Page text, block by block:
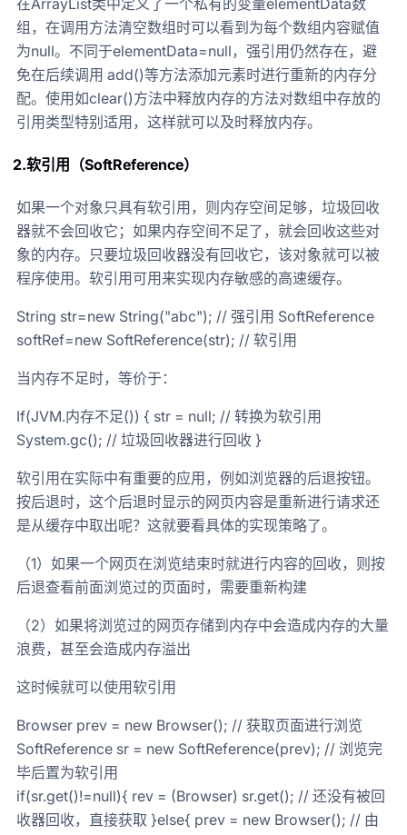
组，在调用方法清空数组时可以看到为每个数组内容赋值
为null。不同于elementData=null，强引用仍然存在，避
免在后续调用 add()等方法添加元素时进行重新的内存分
配。使用如clear()方法中释放内存的方法对数组中存放的
引用类型特别适用，这样就可以及时释放内存。
2.软引用（SoftReference）
如果一个对象只具有软引用，则内存空间足够，垃圾回收
器就不会回收它；如果内存空间不足了，就会回收这些对
象的内存。只要垃圾回收器没有回收它，该对象就可以被
程序使用。软引用可用来实现内存敏感的高速缓存。
String str=new String("abc"); // 强引用 SoftReference
softRef=new SoftReference(str); // 软引用
当内存不足时，等价于：
If(JVM.内存不足()) { str = null; // 转换为软引用
System.gc(); // 垃圾回收器进行回收 }
软引用在实际中有重要的应用，例如浏览器的后退按钮。
按后退时，这个后退时显示的网页内容是重新进行请求还
是从缓存中取出呢？这就要看具体的实现策略了。
（1）如果一个网页在浏览结束时就进行内容的回收，则按
后退查看前面浏览过的页面时，需要重新构建
（2）如果将浏览过的网页存储到内存中会造成内存的大量
浪费，甚至会造成内存溢出
这时候就可以使用软引用
Browser prev = new Browser(); // 获取页面进行浏览
SoftReference sr = new SoftReference(prev); // 浏览完
毕后置为软引用
if(sr.get()!=null){ rev = (Browser) sr.get(); // 还没有被回
收器回收，直接获取 }else{ prev = new Browser(); // 由